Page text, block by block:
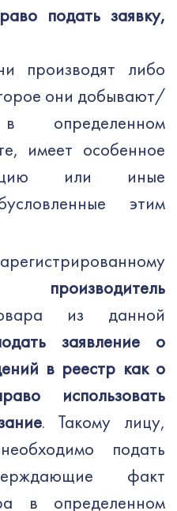
подать заявку,
производят либо
они добывают/
в определенном
имеет особенное
или иные
этим
производитель
из данной
заявление о
в реестр как о
использовать
. Такому лицу,
подать
факт
в определенном